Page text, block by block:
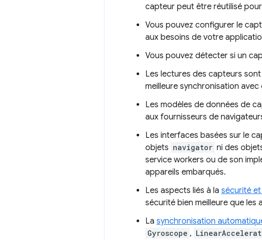
capteur peut être réutilisé
Vous pouvez configurer le
aux besoins de votre
Vous pouvez détecter si un
Les lectures des capteurs
meilleure synchronisation
Les modèles de données de
aux fournisseurs de
Les interfaces basées sur le
objets navigator ni des
service workers ou de son
appareils embarqués.
Les aspects liés à la sécurité
sécurité bien meilleure que les
La synchronisation
Gyroscope ,